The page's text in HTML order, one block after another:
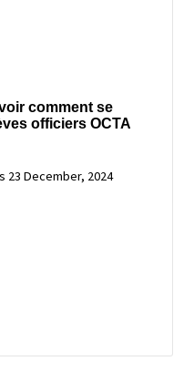
comment se
officiers OCTA
23 December, 2024